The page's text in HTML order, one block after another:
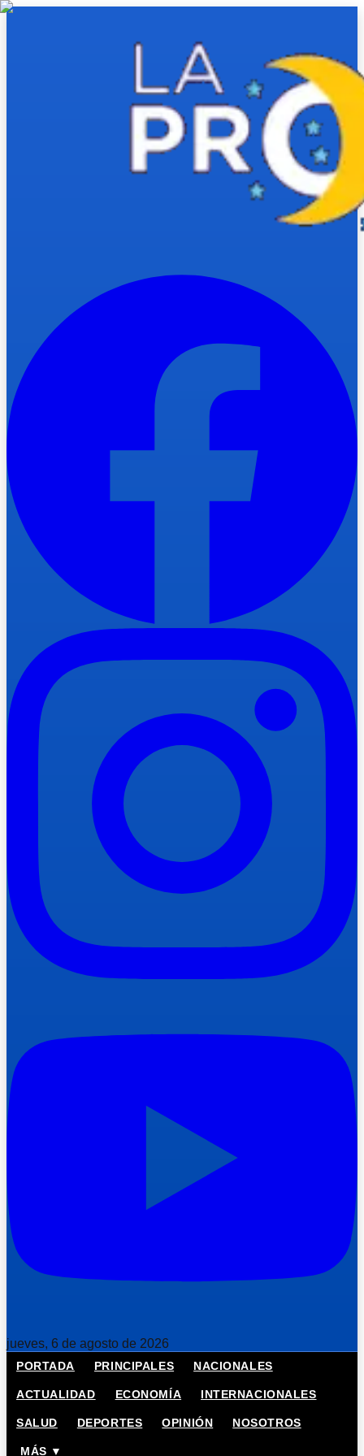
jueves, 6 de agosto de 2026
PORTADA PRINCIPALES NACIONALES
ACTUALIDAD ECONOMÍA INTERNACIONALES
SALUD DEPORTES OPINIÓN NOSOTROS
MÁS ▼